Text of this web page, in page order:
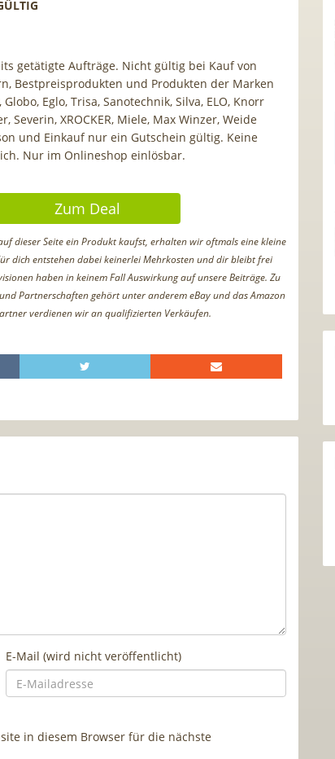
getätigte Aufträge. Nicht gültig bei Kauf von
Bestpreisprodukten und Produkten der Marken
Globo, Eglo, Trisa, Sanotechnik, Silva, ELO, Knorr
Severin, XROCKER, Miele, Max Winzer, Weide
und Einkauf nur ein Gutschein gültig. Keine
Nur im Onlineshop einlösbar.
Zum Deal
dieser Seite ein Produkt kaufst, erhalten wir oftmals eine kleine
dich entstehen dabei keinerlei Mehrkosten und dir bleibt frei
haben in keinem Fall Auswirkung auf unsere Beiträge. Zu
Partnerschaften gehört unter anderem eBay und das Amazon
verdienen wir an qualifizierten Verkäufen.
E-Mail (wird nicht veröffentlicht)
in diesem Browser für die nächste